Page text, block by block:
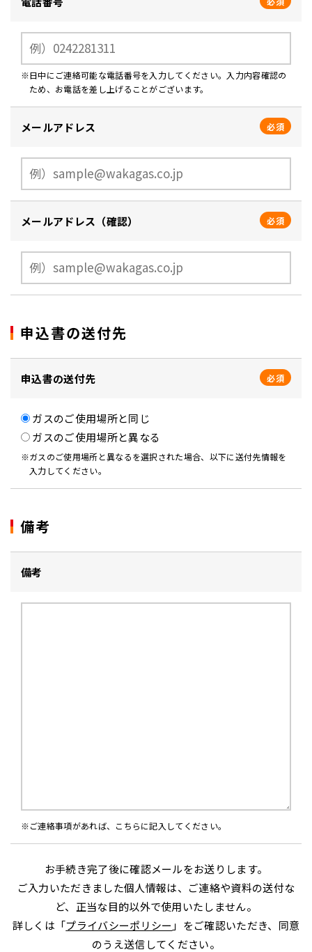
日中にご連絡可能な電話番号を入力してください。入力内容確認の
ため、お電話を差し上げることがございます。
メールアドレス 必須
メールアドレス（確認） 必須
申込書の送付先
申込書の送付先 必須
ガスのご使用場所と同じ
ガスのご使用場所と異なる
ガスのご使用場所と異なるを選択された場合、以下に送付先情報を
入力してください。
備考
備考
ご連絡事項があれば、こちらに記入してください。
フ
ー
お手続き完了後に確認メールをお送りします。
ご入力いただきました個人情報は、ご連絡や資料の送付な
ど、正当な目的以外で使用いたしません。
詳しくは「プライバシーポリシー 」をご確認いただき、同意
のうえ送信してください。